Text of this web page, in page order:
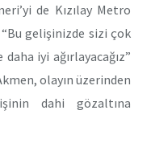
de Kızılay Metro
gelişinizde sizi çok
iyi ağırlayacağız”
olayın üzerinden
dahi gözaltına